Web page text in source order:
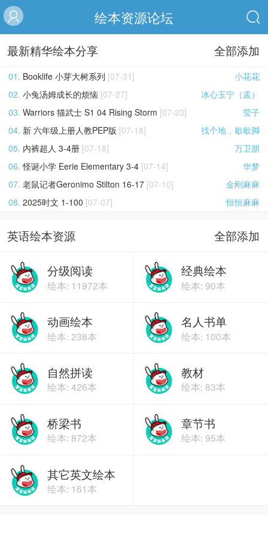
绘本资源论坛
最新精华绘本分享 全部添加
01. Booklife 小芽大树系列 [07-31]
小花花
02.小兔汤姆成长的烦恼 [07-27]
冰心玉宁（孟）
03.Warriors 猫武士 S1 04 Rising Storm [07-23]
莹子
04. 新 六年级上册人教PEP版 [07-18]
找个地，歇歇脚
05. 内裤超人 3-4册 [07-18]
万卫朋
06.怪诞小学 Eerie Elementary 3-4 [07-14]
华梦
07.老鼠记者Geronimo Stilton 16-17 [07-10]
金刚麻麻
08.2025时文 1-100 [07-07] 恒恒麻麻
英语绘本资源 全部添加
分级阅读
绘本: 11972本
经典绘本
绘本: 90本
动画绘本
绘本: 238本
名人书单
绘本: 100本
自然拼读
绘本: 426本
教材
绘本: 83本
桥梁书
绘本: 872本
章节书
绘本: 95本
其它英文绘本
绘本: 161本